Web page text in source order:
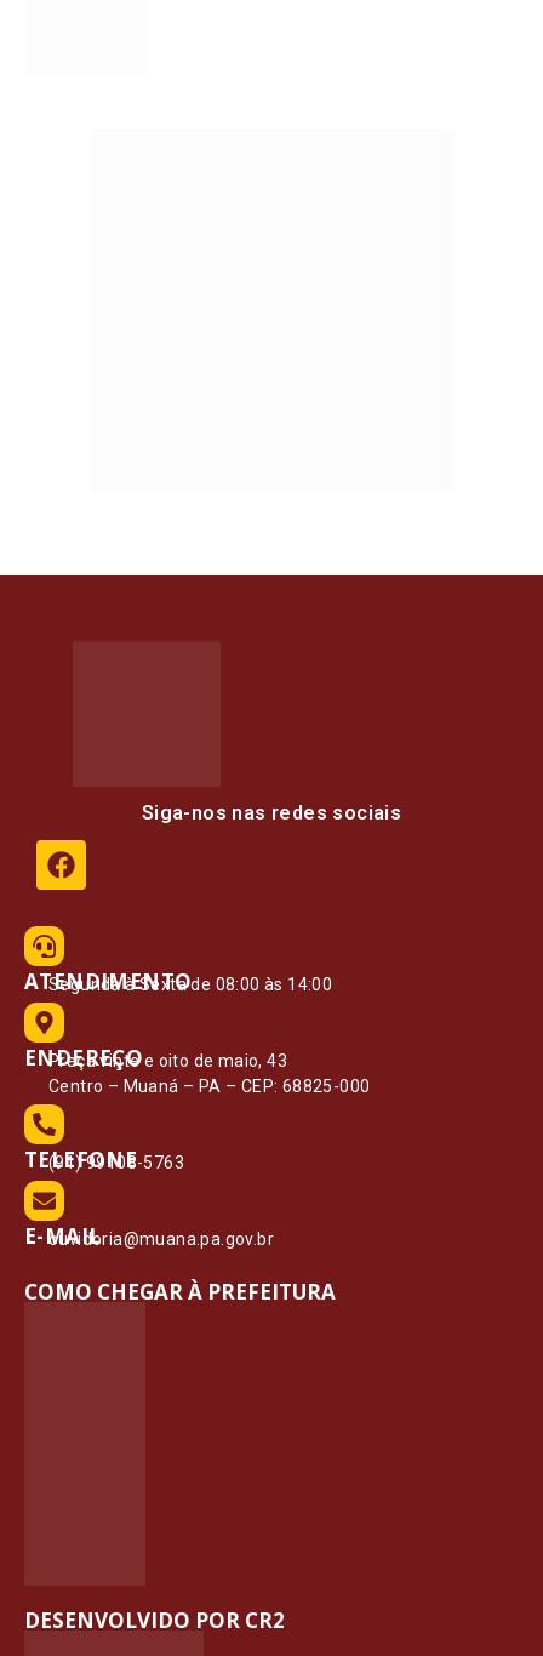
Siga-nos nas redes sociais
ATENDIMENTO
Segunda à Sexta de 08:00 às 14:00
ENDEREÇO
Praça vinte e oito de maio, 43
Centro – Muaná – PA – CEP: 68825-000
TELEFONE
(91) 99108-5763
E-MAIL
ouvidoria@muana.pa.gov.br
COMO CHEGAR À PREFEITURA
DESENVOLVIDO POR CR2